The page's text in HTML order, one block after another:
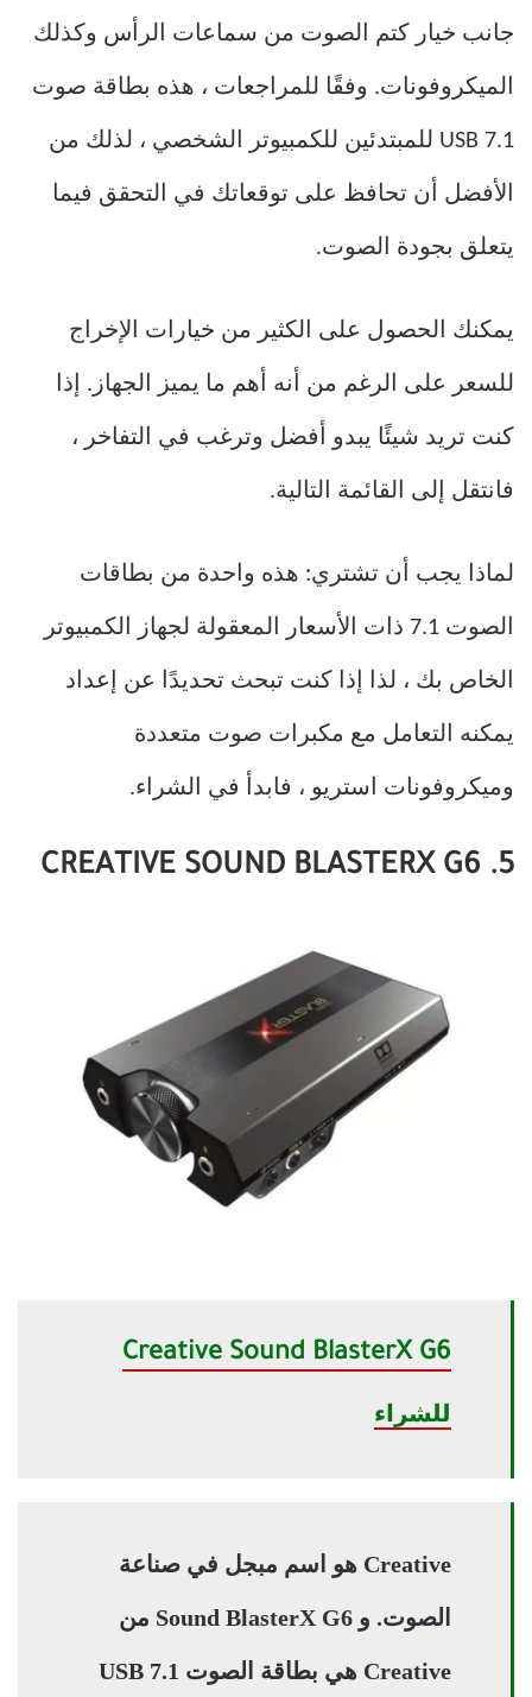
جانب خيار كتم الصوت من سماعات الرأس وكذلك
الميكروفونات. وفقًا للمراجعات ، هذه بطاقة صوت
USB 7.1 للمبتدئين للكمبيوتر الشخصي ، لذلك من
الأفضل أن تحافظ على توقعاتك في التحقق فيما
يتعلق بجودة الصوت.
يمكنك الحصول على الكثير من خيارات الإخراج
للسعر على الرغم من أنه أهم ما يميز الجهاز. إذا
كنت تريد شيئًا يبدو أفضل وترغب في التفاخر ،
فانتقل إلى القائمة التالية.
لماذا يجب أن تشتري: هذه واحدة من بطاقات
الصوت 7.1 ذات الأسعار المعقولة لجهاز الكمبيوتر
الخاص بك ، لذا إذا كنت تبحث تحديدًا عن إعداد
يمكنه التعامل مع مكبرات صوت متعددة
وميكروفونات استريو ، فابدأ في الشراء.
5. CREATIVE SOUND BLASTERX G6
Creative Sound BlasterX G6
للشراء
Creative هو اسم مبجل في صناعة
الصوت. و Sound BlasterX G6 من
Creative هي بطاقة الصوت 7.1 USB